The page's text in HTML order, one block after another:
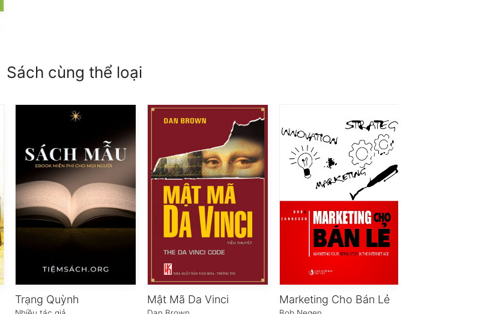
Sách cùng thể loại
Trạng Quỳnh Mật Mã Da Vinci Marketing Cho Bán Lẻ